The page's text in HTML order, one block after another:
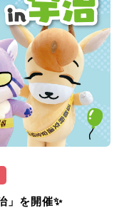
」を開催✨